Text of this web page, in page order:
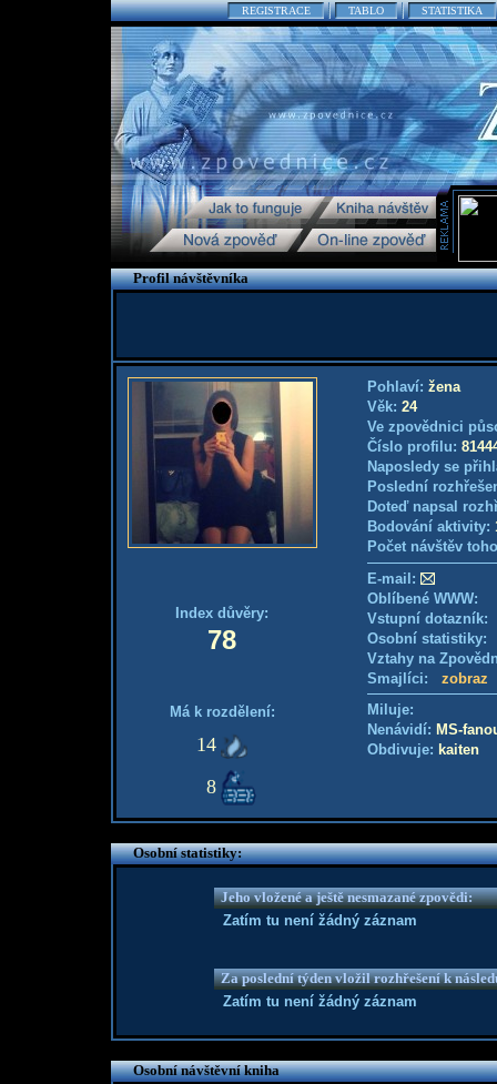
REGISTRACE TABLO STATISTIKA
Profil návštěvníka
Index důvěry:
78
Má k rozdělení:
14
8
Pohlaví: žena
Věk: 24
Ve zpovědnici
Číslo profilu:
Naposledy se
Poslední
Doteď napsal
Bodování aktivity:
Počet návštěv
E-mail:
Oblíbené WWW:
Vstupní
Osobní
Vztahy na
Smajlíci: zobraz
Miluje:
Nenávidí: MS-
Obdivuje: kaiten
Osobní statistiky:
Jeho vložené a ještě nesmazané zpovědi:
Zatím tu není žádný záznam
Za poslední týden vložil rozhřešení k
Zatím tu není žádný záznam
Osobní návštěvní kniha